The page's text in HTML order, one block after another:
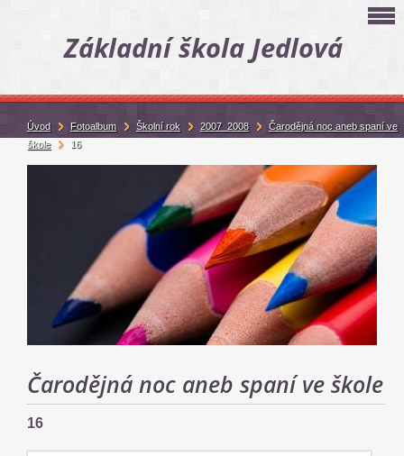
Základní škola Jedlová
Čarodějná noc aneb spaní ve škole
16
Úvod Fotoalbum Školní rok 2007_2008
Čarodějná noc aneb spaní ve
škole
16